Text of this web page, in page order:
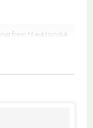
frem til auktionsluk